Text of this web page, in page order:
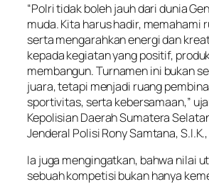
“Polri tidak boleh jauh dari dunia
muda. Kita harus hadir, memahami
serta mengarahkan energi dan
kepada kegiatan yang positif,
membangun. Turnamen ini bukan
juara, tetapi menjadi ruang
sportivitas, serta kebersamaan,”
Kepolisian Daerah Sumatera
Jenderal Polisi Rony Samtana, S.I.K.,
Ia juga mengingatkan, bahwa nilai
sebuah kompetisi bukan hanya